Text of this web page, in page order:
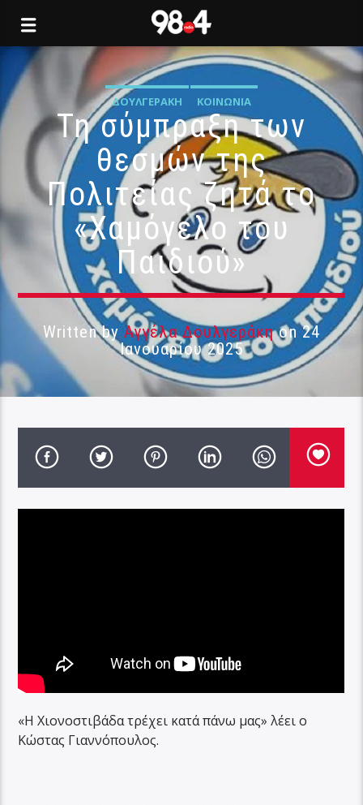
ΔΟΥΛΓΕΡΆΚΗ ΚΟΙΝΩΝΊΑ
Τη σύμπραξη των
θεσμών της
Πολιτείας ζητά το
«Χαμόγελο του
Παιδιού»
Written byΑγγέλα Δουλγεράκηon 24
Ιανουαρίου 2025
«Η Χιονοστιβάδα τρέχει κατά πάνω μας» λέει ο
Κώστας Γιαννόπουλος.